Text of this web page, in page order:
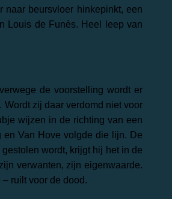
naar beursvloer hinkepinkt, een
Louis de Funès. Heel leep van
de voorstelling wordt er
Wordt zij daar verdomd niet voor
wijzen in de richting van een
en Van Hove volgde die lijn. De
wordt, krijgt hij het in de
verwanten, zijn eigenwaarde.
ruilt voor de dood.